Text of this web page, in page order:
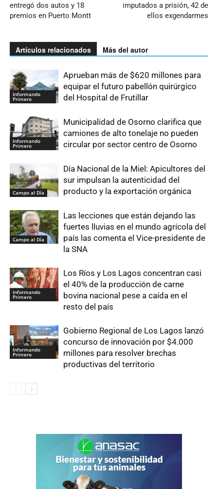
entregó dos autos y 18
premios en Puerto Montt
imputados a prisión, 42 de
ellos exgendarmes
Artículos relacionados Más del autor
Informando
Primero
Aprueban más de $620 millones para
equipar el futuro pabellón quirúrgico
del Hospital de Frutillar
Informando
Primero
Municipalidad de Osorno clarifica que
camiones de alto tonelaje no pueden
circular por sector centro de Osorno
Campo al Día
Día Nacional de la Miel: Apicultores del
sur impulsan la autenticidad del
producto y la exportación orgánica
Campo al Día
Las lecciones que están dejando las
fuertes lluvias en el mundo agrícola del
país las comenta el Vice-presidente de
la SNA
Informando
Primero
Los Ríos y Los Lagos concentran casi
el 40% de la producción de carne
bovina nacional pese a caída en el
resto del país
Informando
Primero
Gobierno Regional de Los Lagos lanzó
concurso de innovación por $4.000
millones para resolver brechas
productivas del territorio